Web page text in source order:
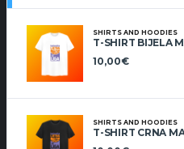
SHIRTS AND HOODIES
T-SHIRT BIJELA
10,00€
SHIRTS AND HOODIES
T-SHIRT CRNA